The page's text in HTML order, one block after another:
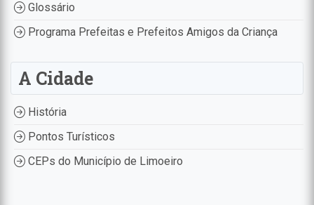
Glossário
Programa Prefeitas e Prefeitos Amigos da Criança
A Cidade
História
Pontos Turísticos
CEPs do Município de Limoeiro